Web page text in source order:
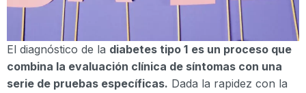
El diagnóstico de la diabetes tipo 1 es un proceso que
combina la evaluación clínica de síntomas con una
serie de pruebas específicas. Dada la rapidez con la